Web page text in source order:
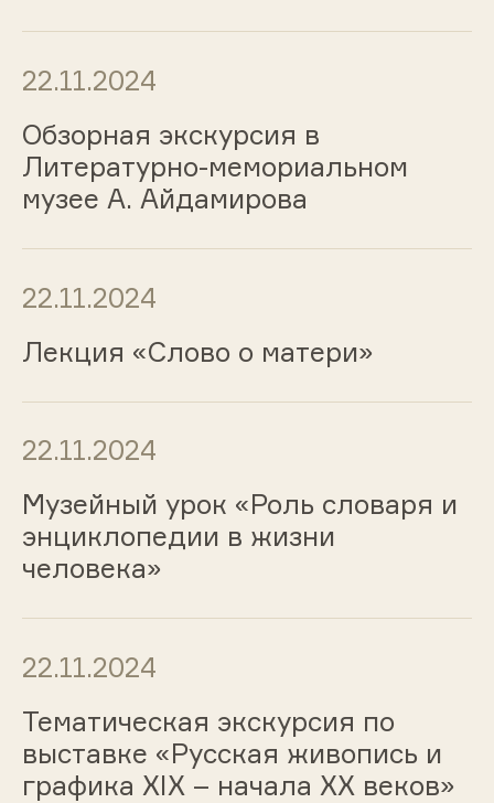
22.11.2024
Обзорная экскурсия в
Литературно-мемориальном
музее А. Айдамирова
22.11.2024
Лекция «Слово о матери»
22.11.2024
Музейный урок «Роль словаря и
энциклопедии в жизни
человека»
22.11.2024
Тематическая экскурсия по
выставке «Русская живопись и
графика ХIХ – начала ХХ веков»